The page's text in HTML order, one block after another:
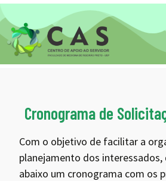
Cronograma de
Com o objetivo de facilitar a
planejamento dos
abaixo um cronograma com os